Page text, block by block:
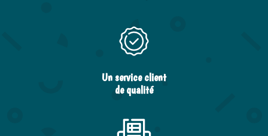
Un service client
de qualité